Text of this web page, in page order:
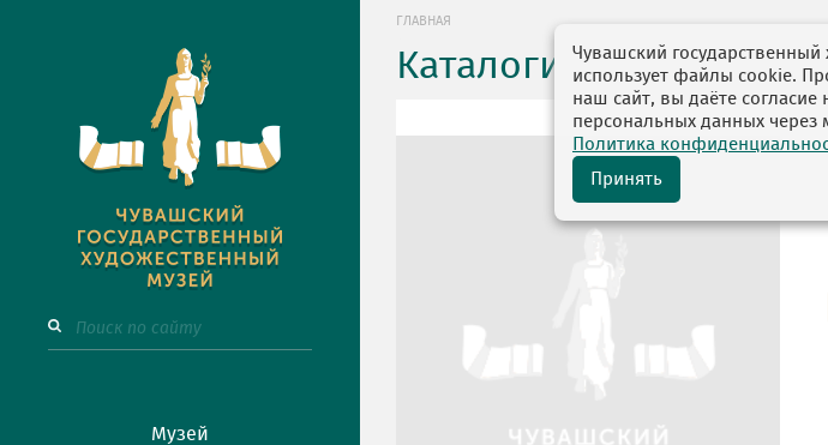
Музей
ГЛАВНАЯ
Каталоги выставок
Чувашский государственный
использует файлы cookie.
наш сайт, вы даёте согласие
персональных данных через
Политика
Принять